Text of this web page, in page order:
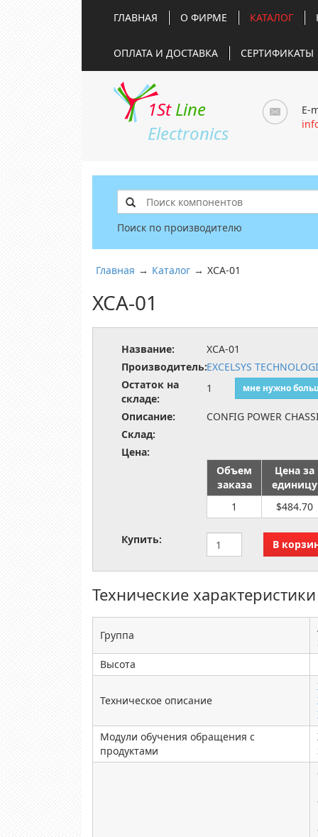
ГЛАВНАЯ О ФИРМЕ КАТАЛОГ
ОПЛАТА И ДОСТАВКА СЕРТИФИКАТЫ
1St Line
Electronics
E-
Поиск по производителю
Главная → Каталог → XCA-01
XCA-01
Название:
XCA-01
Производитель:EXCELSYS
Остаток на
складе:
1 мне нужно
Описание:
CONFIG POWER
Склад:
Цена:
Объем
заказа
Цена за
единицу
1
$484.70
Купить:
Технические характеристики
Группа
Высота
Техническое описание
Модули обучения обращения с
продуктами